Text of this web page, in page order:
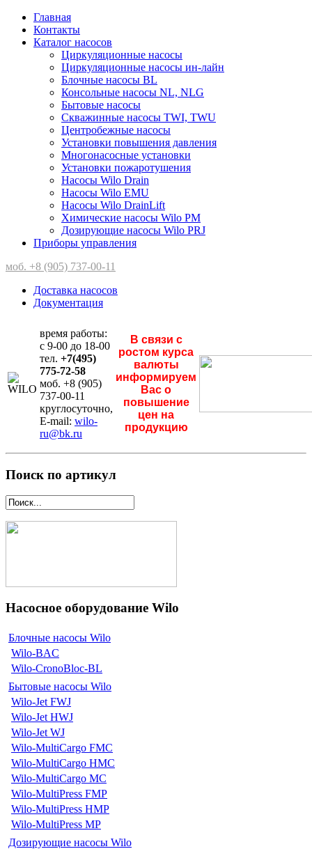
Главная
Контакты
Каталог насосов
Циркуляционные насосы
Циркуляционные насосы ин-лайн
Блочные насосы BL
Консольные насосы NL, NLG
Бытовые насосы
Скважинные насосы TWI, TWU
Центробежные насосы
Установки повышения давления
Многонасосные установки
Установки пожаротушения
Насосы Wilo Drain
Насосы Wilo EMU
Насосы Wilo DrainLift
Химические насосы Wilo PM
Дозирующие насосы Wilo PRJ
Приборы управления
моб. +8 (905) 737-00-11
Доставка насосов
Документация
время работы:
с 9-00 до 18-00
тел. +7(495)
775-72-58
моб. +8 (905)
737-00-11
круглосуточно,
E-mail: wilo-
ru@bk.ru
В связи с
ростом курса
валюты
информируем
Вас о
повышение
цен на
продукцию
Поиск по артикул
Насосное оборудование Wilo
Блочные насосы Wilo
Wilo-BAC
Wilo-CronoBloc-BL
Бытовые насосы Wilo
Wilo-Jet FWJ
Wilo-Jet HWJ
Wilo-Jet WJ
Wilo-MultiCargo FMC
Wilo-MultiCargo HMC
Wilo-MultiCargo MC
Wilo-MultiPress FMP
Wilo-MultiPress HMP
Wilo-MultiPress MP
Дозирующие насосы Wilo